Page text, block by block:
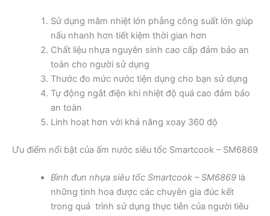
Sử dụng mâm nhiệt lớn phẳng công suất lớn giúp
nấu nhanh hơn tiết kiệm thời gian hơn
Chất liệu nhựa nguyên sinh cao cấp đảm bảo an
toàn cho người sử dụng
Thước đo mức nước tiện dụng cho bạn sử dụng
Tự động ngắt điện khi nhiệt độ quá cao đảm bảo
an toàn
Linh hoạt hơn với khả năng xoay 360 độ
Ưu điểm nổi bật của ấm nước siêu tốc Smartcook – SM6869
Bình đun nhựa siêu tốc Smartcook – SM6869là
những tinh hoa được các chuyên gia đúc kết
trong quá trình sử dụng thực tiễn của người tiêu